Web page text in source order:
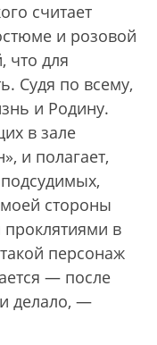
считает
и розовой
что для
Судя по всему,
и Родину.
в зале
и полагает,
моей стороны
в
персонаж
— после
делало, —